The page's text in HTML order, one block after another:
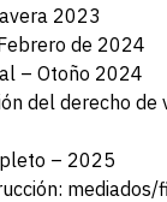
2023
de 2024
– Otoño 2024
del derecho de
– 2025